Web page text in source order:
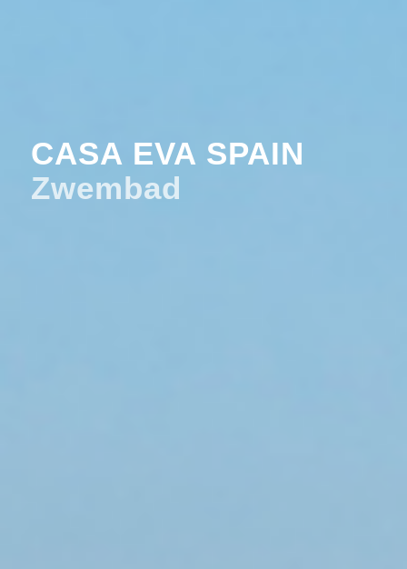
CASA EVA SPAIN
Zwembad